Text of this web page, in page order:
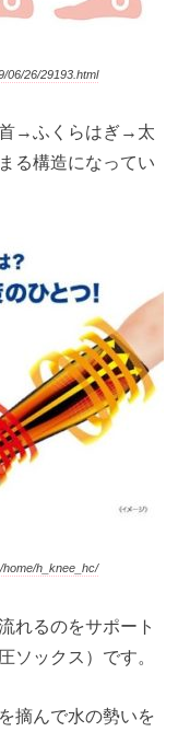
06/26/29193.html
首→ふくらはぎ→太
る構造になってい
home/h_knee_hc/
れるのをサポート
ソックス）です。
摘んで水の勢いを